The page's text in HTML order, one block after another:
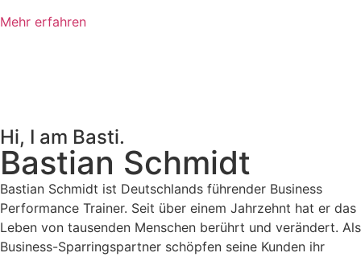
Mehr erfahren
Hi, I am Basti.
Bastian Schmidt
Bastian Schmidt ist Deutschlands führender Business
Performance Trainer. Seit über einem Jahrzehnt hat er das
Leben von tausenden Menschen berührt und verändert. Als
Business-Sparringspartner schöpfen seine Kunden ihr